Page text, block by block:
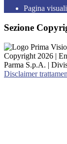
Pagina
Sezione
Copyright 2026 |
Parma S.p.A. |
Disclaimer